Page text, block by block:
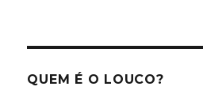
posts
QUEM É O LOUCO?